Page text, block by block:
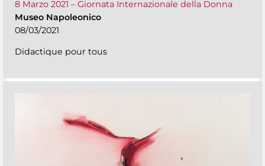
8 Marzo 2021 – Giornata Internazionale della Donna
Museo Napoleonico
08/03/2021
Didactique pour tous